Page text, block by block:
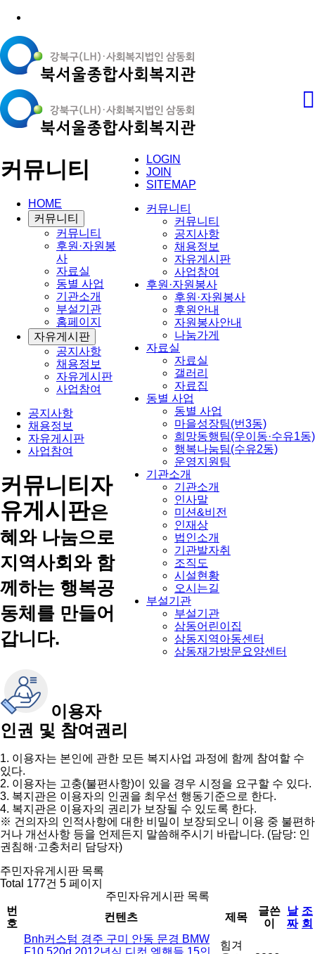
LOGIN
JOIN
SITEMAP
커뮤니티
커뮤니티
공지사항
채용정보
자유게시판
사업참여
후원·자원봉사
후원·자원봉사
후원안내
자원봉사안내
나눔가게
자료실
자료실
갤러리
자료집
동별 사업
동별 사업
마을성장팀(번3동)
희망동행팀(우이동·수유1동)
행복나눔팀(수유2동)
운영지원팀
기관소개
기관소개
인사말
미션&비전
인재상
법인소개
기관발자취
조직도
시설현황
오시는길
부설기관
부설기관
삼동어린이집
삼동지역아동센터
삼동재가방문요양센터
커뮤니티
HOME
커뮤니티
커뮤니티
후원·자원봉
사
자료실
동별 사업
기관소개
부설기관
홈페이지
자유게시판
공지사항
채용정보
자유게시판
사업참여
공지사항
채용정보
자유게시판
사업참여
커뮤니티자
유게시판은
혜와 나눔으로
지역사회와 함
께하는 행복공
동체를 만들어
갑니다.
이용자
인권 및 참여권리
1. 이용자는 본인에 관한 모든 복지사업 과정에 함께 참여할 수
있다.
2. 이용자는 고충(불편사항)이 있을 경우 시정을 요구할 수 있다.
3. 복지관은 이용자의 인권을 최우선 행동기준으로 한다.
4. 복지관은 이용자의 권리가 보장될 수 있도록 한다.
※ 건의자의 인적사항에 대한 비밀이 보장되오니 이용 중 불편하
거나 개선사항 등을 언제든지 말씀해주시기 바랍니다. (담당: 인
권침해·고충처리 담당자)
주민자유게시판 목록
Total 177건 5 페이지
주민자유게시판 목록
번
호
컨텐츠 제목
글쓴
이
날
짜
조
회
Bnh커스텀 경주 구미 안동 문경 BMW
F10 520d 2012년식 디컷 엠핸들 15인
힘겨